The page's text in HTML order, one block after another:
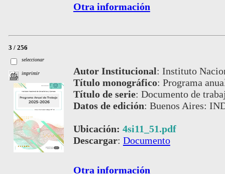
Otra información
3 / 256
seleccionar
imprimir Autor Institucional: Instituto
Título monográfico: Programa
Título de serie: Documento de
Datos de edición: Buenos Aires:
Ubicación: 4si11_51.pdf
Descargar: Documento
Otra información